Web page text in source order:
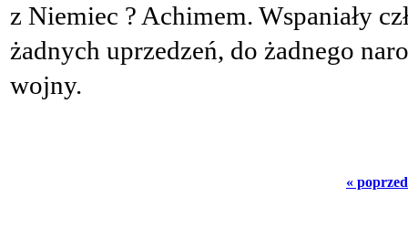
z Niemiec ? Achimem. Wspaniały
żadnych uprzedzeń, do żadnego
wojny.
«